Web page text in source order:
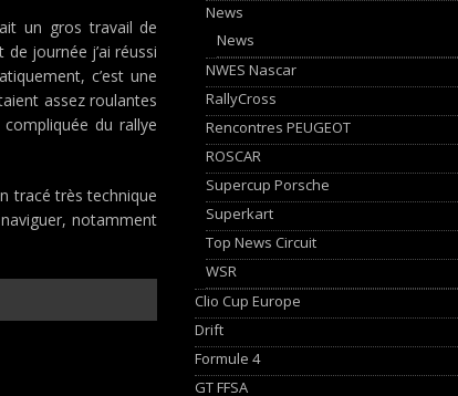
un gros travail de
journée j’ai réussi
c’est une
assez roulantes
du rallye
tracé très technique
notamment
News
News
NWES Nascar
RallyCross
Rencontres PEUGEOT
ROSCAR
Supercup Porsche
Superkart
Top News Circuit
WSR
Clio Cup Europe
Drift
Formule 4
GT FFSA